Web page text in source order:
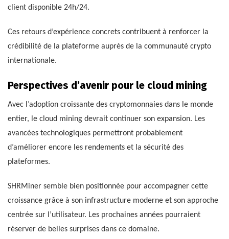
client disponible 24h/24.
Ces retours d’expérience concrets contribuent à renforcer la
crédibilité de la plateforme auprès de la communauté crypto
internationale.
Perspectives d’avenir pour le cloud mining
Avec l’adoption croissante des cryptomonnaies dans le monde
entier, le cloud mining devrait continuer son expansion. Les
avancées technologiques permettront probablement
d’améliorer encore les rendements et la sécurité des
plateformes.
SHRMiner semble bien positionnée pour accompagner cette
croissance grâce à son infrastructure moderne et son approche
centrée sur l’utilisateur. Les prochaines années pourraient
réserver de belles surprises dans ce domaine.